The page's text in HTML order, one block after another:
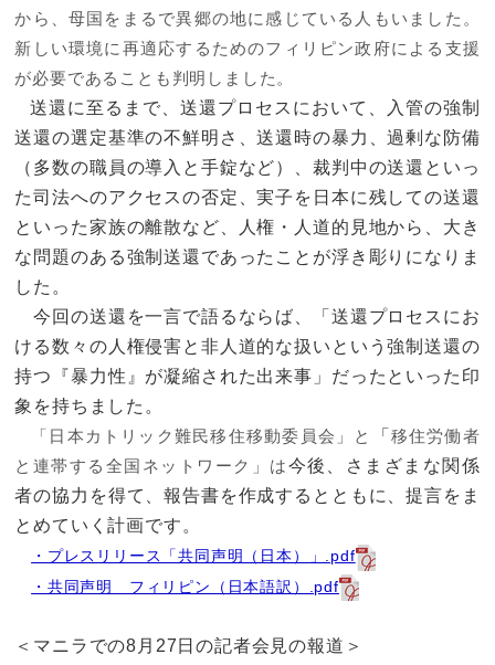
から、母国をまるで異郷の地に感じている人もいました。
新しい環境に再適応するためのフィリピン政府による支援
が必要であることも判明しました。
送還に至るまで、送還プロセスにおいて、入管の強制
送還の選定基準の不鮮明さ、送還時の暴力、過剰な防備
（多数の職員の導入と手錠など）、裁判中の送還といっ
た司法へのアクセスの否定、実子を日本に残しての送還
といった家族の離散など、人権・人道的見地から、大き
な問題のある強制送還であったことが浮き彫りになりま
した。
今回の送還を一言で語るならば、「送還プロセスにお
ける数々の人権侵害と非人道的な扱いという強制送還の
持つ『暴力性』が凝縮された出来事」だったといった印
象を持ちました。
「日本カトリック難民移住移動委員会」 と 「 移住労働者
と連帯する全国ネットワーク」は今後、さまざまな関係
者の協力を得て、報告書を作成するとともに、提言をま
とめていく計画です。
・プレスリリース「共同声明（日本）」.pdf
・共同声明 フィリピン（日本語訳）.pdf
＜マニラでの8月27日の記者会見の報道＞